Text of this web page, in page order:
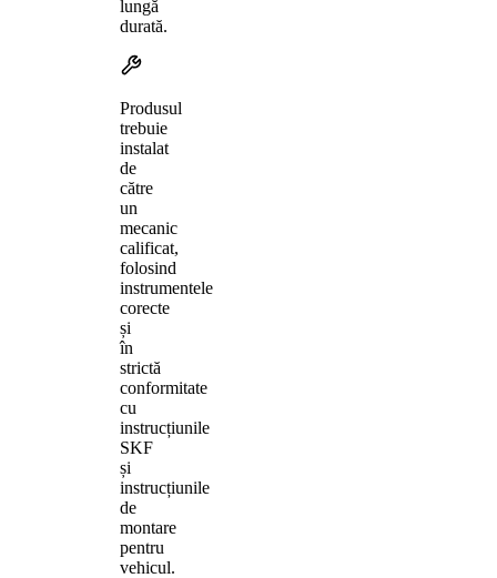
lungă
durată.
Produsul
trebuie
instalat
de
către
un
mecanic
calificat,
folosind
instrumentele
corecte
și
în
strictă
conformitate
cu
instrucțiunile
SKF
și
instrucțiunile
de
montare
pentru
vehicul.